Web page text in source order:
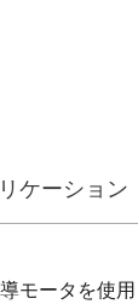
ケーション
モータを使